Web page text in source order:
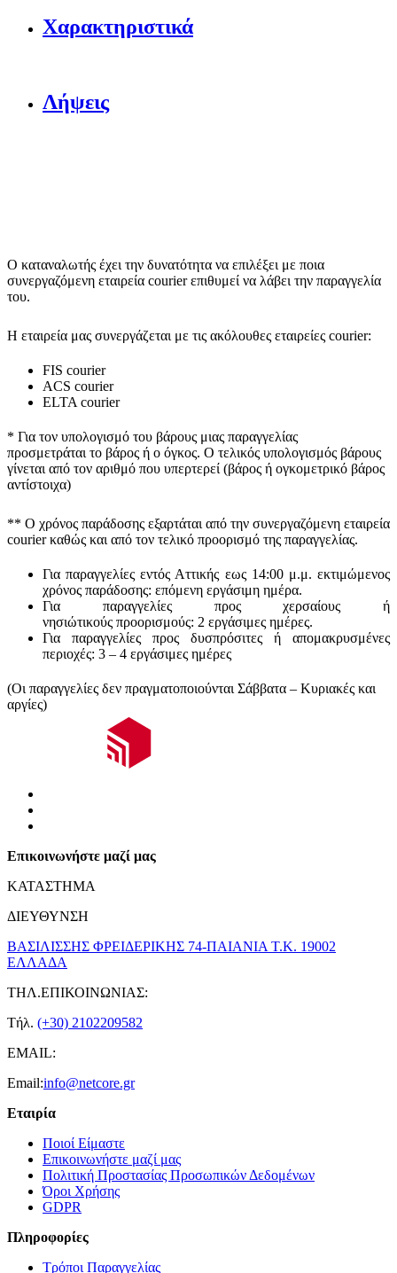
Χαρακτηριστικά
Λήψεις
Ο καταναλωτής έχει την δυνατότητα να επιλέξει με ποια
συνεργαζόμενη εταιρεία courier επιθυμεί να λάβει την παραγγελία
του.
Η εταιρεία μας συνεργάζεται με τις ακόλουθες εταιρείες courier:
FIS courier
ACS courier
ELTA courier
* Για τον υπολογισμό του βάρους μιας παραγγελίας
προσμετράται το βάρος ή ο όγκος. Ο τελικός υπολογισμός βάρους
γίνεται από τον αριθμό που υπερτερεί (βάρος ή ογκομετρικό βάρος
αντίστοιχα)
** Ο χρόνος παράδοσης εξαρτάται από την συνεργαζόμενη εταιρεία
courier καθώς και από τον τελικό προορισμό της παραγγελίας.
Για παραγγελίες εντός Αττικής εως 14:00 μ.μ. εκτιμώμενος
χρόνος παράδοσης: επόμενη εργάσιμη ημέρα.
Για παραγγελίες προς χερσαίους ή
νησιώτικούς προορισμούς: 2 εργάσιμες ημέρες.
Για παραγγελίες προς δυσπρόσιτες ή απομακρυσμένες
περιοχές: 3 – 4 εργάσιμες ημέρες
(Οι παραγγελίες δεν πραγματοποιούνται Σάββατα – Κυριακές και
αργίες)
Επικοινωνήστε μαζί μας
ΚΑΤΑΣΤΗΜΑ
ΔΙΕΥΘΥΝΣΗ
ΒΑΣΙΛΙΣΣΗΣ ΦΡΕΙΔΕΡΙΚΗΣ 74-ΠΑΙΑΝΙΑ Τ.Κ. 19002
ΕΛΛΑΔΑ
ΤΗΛ.ΕΠΙΚΟΙΝΩΝΙΑΣ:
Τήλ. (+30) 2102209582
EMAIL:
Email:info@netcore.gr
Εταιρία
Ποιοί Είμαστε
Επικοινωνήστε μαζί μας
Πολιτική Προστασίας Προσωπικών Δεδομένων
Όροι Χρήσης
GDPR
Πληροφορίες
Τρόποι Παραγγελίας